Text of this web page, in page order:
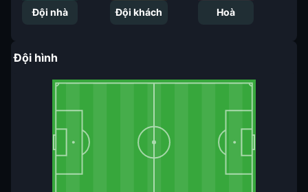
Đội nhà Đội khách Hoà
Đội hình